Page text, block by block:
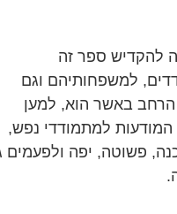
להקדיש ספר זה
למשפחותיהם וגם
הרחב באשר הוא, למען
למתמודדי נפש,
פשוטה, יפה ולפעמים